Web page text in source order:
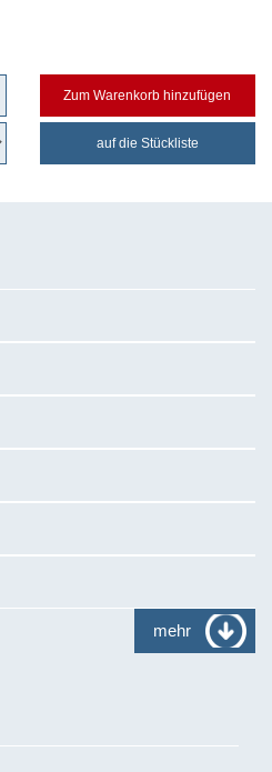
Zum Warenkorb hinzufügen
auf die Stückliste
mehr